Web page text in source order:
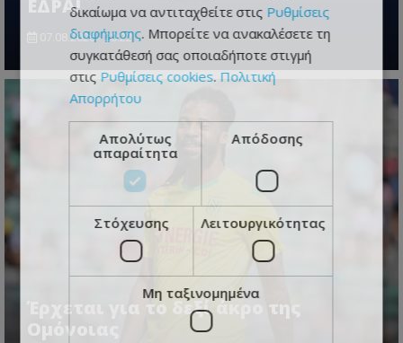
ΕΔΡΑ!
07.08.2026 - 20:22
Έρχεται για το δεξί άκρο της
Ομόνοιας
δικαίωμα να αντιταχθείτε στις Ρυθμίσεις
διαφήμισης. Μπορείτε να ανακαλέσετε τη
συγκατάθεσή σας οποιαδήποτε στιγμή
στις Ρυθμίσεις cookies. Πολιτική
Απορρήτου
Απολύτως
απαραίτητα
Απόδοσης
Στόχευσης Λειτουργικότητας
Μη ταξινομημένα